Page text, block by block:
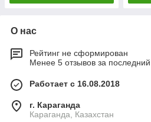
О нас
Рейтинг не сформирован
Менее 5 отзывов за последний
Работает с 16.08.2018
г. Караганда
Караганда, Казахстан